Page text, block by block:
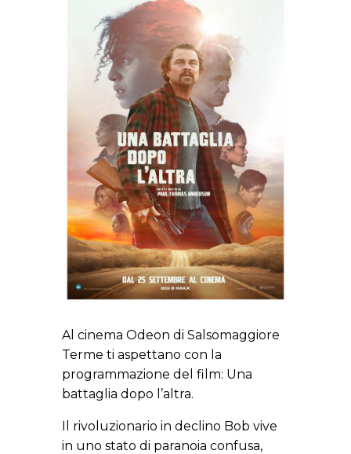
Al cinema Odeon di Salsomaggiore
Terme ti aspettano con la
programmazione del film: Una
battaglia dopo l’altra.
Il rivoluzionario in declino Bob vive
in uno stato di paranoia confusa,